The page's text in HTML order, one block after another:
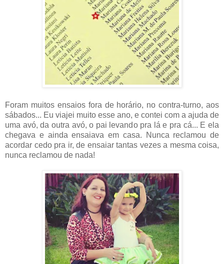
Foram muitos ensaios fora de horário, no contra-turno, aos
sábados... Eu viajei muito esse ano, e contei com a ajuda de
uma avó, da outra avó, o pai levando pra lá e pra cá... E ela
chegava e ainda ensaiava em casa. Nunca reclamou de
acordar cedo pra ir, de ensaiar tantas vezes a mesma coisa,
nunca reclamou de nada!